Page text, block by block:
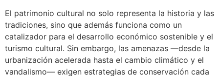
El patrimonio cultural no solo representa la historia y las
tradiciones, sino que además funciona como un
catalizador para el desarrollo económico sostenible y el
turismo cultural. Sin embargo, las amenazas —desde la
urbanización acelerada hasta el cambio climático y el
vandalismo— exigen estrategias de conservación cada